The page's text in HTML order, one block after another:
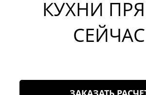
КУХНИ
СЕЙЧАС